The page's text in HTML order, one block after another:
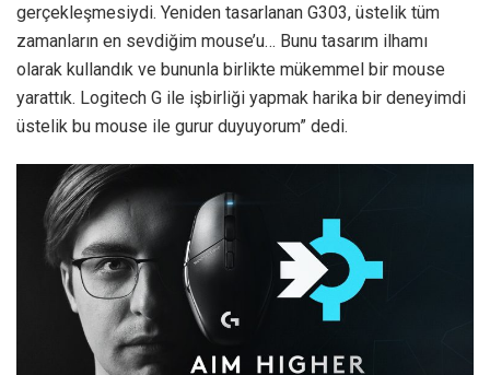
gerçekleşmesiydi. Yeniden tasarlanan G303, üstelik tüm
zamanların en sevdiğim mouse’u… Bunu tasarım ilhamı
olarak kullandık ve bununla birlikte mükemmel bir mouse
yarattık. Logitech G ile işbirliği yapmak harika bir deneyimdi
üstelik bu mouse ile gurur duyuyorum” dedi.